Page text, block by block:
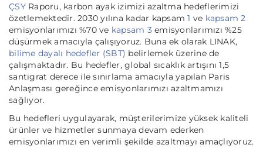
ÇSYRaporu, karbon ayak izimizi azaltma hedeflerimizi
özetlemektedir. 2030 yılına kadar kapsam1 ve kapsam 2
emisyonlarımızı %70 ve kapsam 3emisyonlarımızı %25
düşürmek amacıyla çalışıyoruz. Buna ek olarak LINAK,
bilime dayalı hedefler (SBT) belirlemek üzerine de
çalışmaktadır. Bu hedefler, global sıcaklık artışını 1,5
santigrat derece ile sınırlama amacıyla yapılan Paris
Anlaşması gereğince emisyonlarımızı azaltmamızı
sağlıyor.
Bu hedefleri uygulayarak, müşterilerimize yüksek kaliteli
ürünler ve hizmetler sunmaya devam ederken
emisyonlarımızı en verimli şekilde azaltmayı amaçlıyoruz.